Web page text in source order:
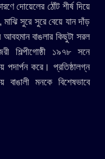
দোয়েলের ঠোঁট শীর্ষ দিয়ে
সুরে সুরে বেয়ে যান দাঁড়
বাঙলার কিছুটা সরল
শিল্পীগোষ্ঠী ১৯৭৮ সনে
পদার্পন করে। প্রতিষ্ঠালগ্ন
বাঙালী মনকে বিশেষভাবে